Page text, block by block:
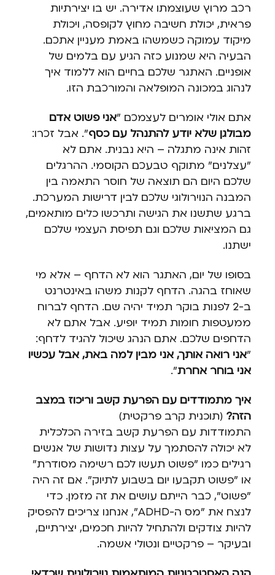
רכב מרוץ שעוצמתו אדירה. יש בו יצירתיות
פראית, יכולת חשיבה מחוץ לקופסה, ויכולת
מיקוד עמוקה כשמשהו באמת מעניין אתכם.
הבעיה היא שמנוע כזה הגיע עם בלמים של
אופניים. האתגר שלכם בחיים הוא ללמוד איך
לנהוג במכונה המופלאה והמורכבת הזו.
אתם אולי אומרים לעצמכם "אני פשוט אדם
מבולגן שלא יודע להתנהל עם כסף". אבל זכרו:
זהות אינה מתגלה – היא נבנית. אתם לא
"עצלנים" מתוקף טבעכם הקוסמי. ההרגלים
שלכם היום הם תוצאה של חוסר התאמה בין
המבנה הנוירולוגי שלכם לבין דרישות המערכת.
ברגע שתשנו את הגישה ותרכשו כלים מותאמים,
גם המציאות שלכם וגם תפיסת העצמי שלכם
ישתנו.
בסופו של יום, האתגר הוא לא הדחף – אלא מי
שאוחז בהגה. הדחף לקנות משהו באינטרנט
ב-2 לפנות בוקר תמיד יהיה שם. הדחף לברוח
ממעטפות חומות תמיד יופיע. אבל אתם לא
הדחפים שלכם. אתם הנהג שיכול להגיד לדחף:
"אני רואה אותך, אני מבין למה באת, אבל עכשיו
אני בוחר אחרת".
איך מתמודדים עם הפרעת קשב וריכוז במצב
הזה? (תוכנית קרב פרקטית)
התמודדות עם הפרעת קשב בזירה הכלכלית
לא יכולה להסתמך על עצות נדושות של אנשים
רגילים כמו "פשוט תעשו לכם רשימה מסודרת"
או "פשוט תקבעו יום בשבוע לתיוק". אם זה היה
"פשוט", כבר הייתם עושים את זה מזמן. כדי
לנצח את "מס ה-ADHD", אנחנו צריכים להפסיק
להיות צודקים ולהתחיל להיות חכמים, יצירתיים,
ובעיקר – פרקטיים ונטולי אשמה.